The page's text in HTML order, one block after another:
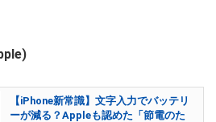
【iPhone新常識】文字入力でバッテリ
ーが減る？Appleも認めた「節電のた